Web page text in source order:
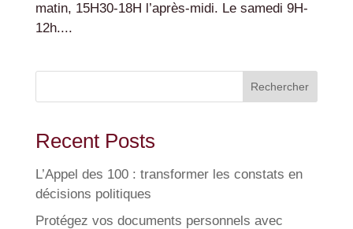
matin, 15H30-18H l’après-midi. Le samedi 9H-
12h....
Rechercher
Recent Posts
L’Appel des 100 : transformer les constats en
décisions politiques
Protégez vos documents personnels avec